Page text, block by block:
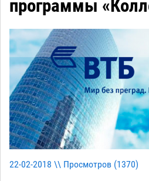
программы
22-02-2018 \\ Просмотров (1370)